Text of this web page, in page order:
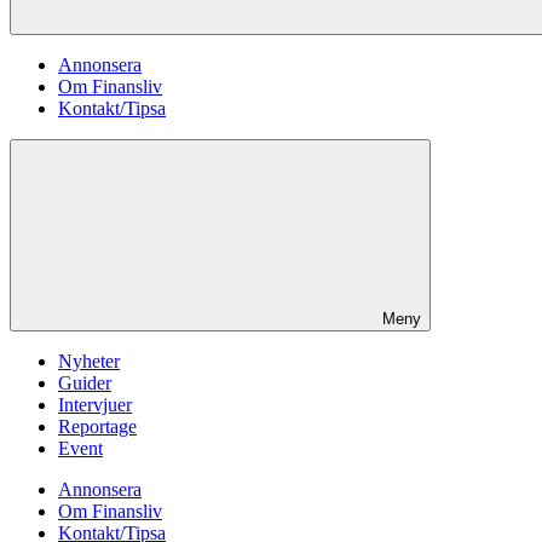
Annonsera
Om Finansliv
Kontakt/Tipsa
Meny
Nyheter
Guider
Intervjuer
Reportage
Event
Annonsera
Om Finansliv
Kontakt/Tipsa